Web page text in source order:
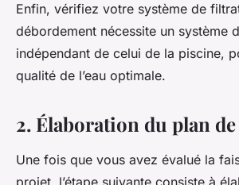
Enfin, vérifiez votre système de
débordement nécessite un système
indépendant de celui de la piscine,
qualité de l’eau optimale.
2. Élaboration du plan
Une fois que vous avez évalué la